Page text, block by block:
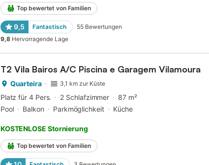
Top bewertet von Familien
9,5 Fantastisch 55 Bewertungen
9,8 Hervorragende Lage
T2 Vila Bairos A/C Piscina e Garagem Vilamoura
Quarteira 3,1 km zur Küste
Platz für 4 Pers. 2 Schlafzimmer
87 m²
Pool
Balkon Parkmöglichkeit Küche
KOSTENLOSE Stornierung
Top bewertet von Familien